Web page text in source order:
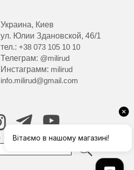
Украина, Киев
ул. Юлии Здановской, 46/1
тел.:+38 073 105 10 10
Телеграм: @milirud
Инстаграмм: milirud
info.milirud@gmail.com